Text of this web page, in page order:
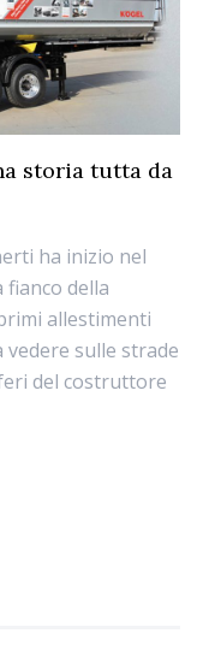
storia tutta da
ha inizio nel
fianco della
allestimenti
sulle strade
del costruttore